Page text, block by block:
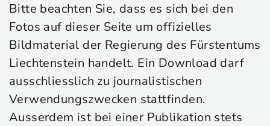
Bitte beachten Sie, dass es sich bei den
Fotos auf dieser Seite um offizielles
Bildmaterial der Regierung des Fürstentums
Liechtenstein handelt. Ein Download darf
ausschliesslich zu journalistischen
Verwendungszwecken stattfinden.
Ausserdem ist bei einer Publikation stets